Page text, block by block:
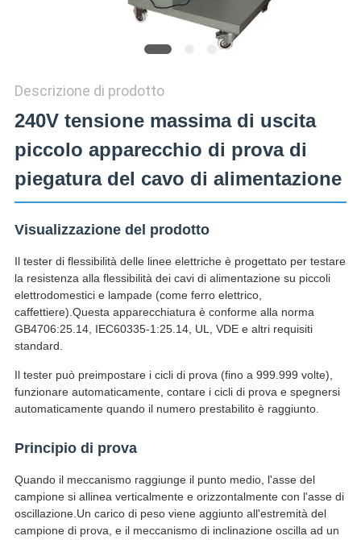
Descrizione di prodotto
240V tensione massima di uscita
piccolo apparecchio di prova di
piegatura del cavo di alimentazione
Visualizzazione del prodotto
Il tester di flessibilità delle linee elettriche è progettato per testare
la resistenza alla flessibilità dei cavi di alimentazione su piccoli
elettrodomestici e lampade (come ferro elettrico,
caffettiere).Questa apparecchiatura è conforme alla norma
GB4706:25.14, IEC60335-1:25.14, UL, VDE e altri requisiti
standard.
Il tester può preimpostare i cicli di prova (fino a 999.999 volte),
funzionare automaticamente, contare i cicli di prova e spegnersi
automaticamente quando il numero prestabilito è raggiunto.
Principio di prova
Quando il meccanismo raggiunge il punto medio, l'asse del
campione si allinea verticalmente e orizzontalmente con l'asse di
oscillazione.Un carico di peso viene aggiunto all'estremità del
campione di prova, e il meccanismo di inclinazione oscilla ad un